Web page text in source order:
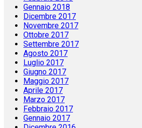
Gennaio 2018
Dicembre 2017
Novembre 2017
Ottobre 2017
Settembre 2017
Agosto 2017
Luglio 2017
Giugno 2017
Maggio 2017
Aprile 2017
Marzo 2017
Febbraio 2017
Gennaio 2017